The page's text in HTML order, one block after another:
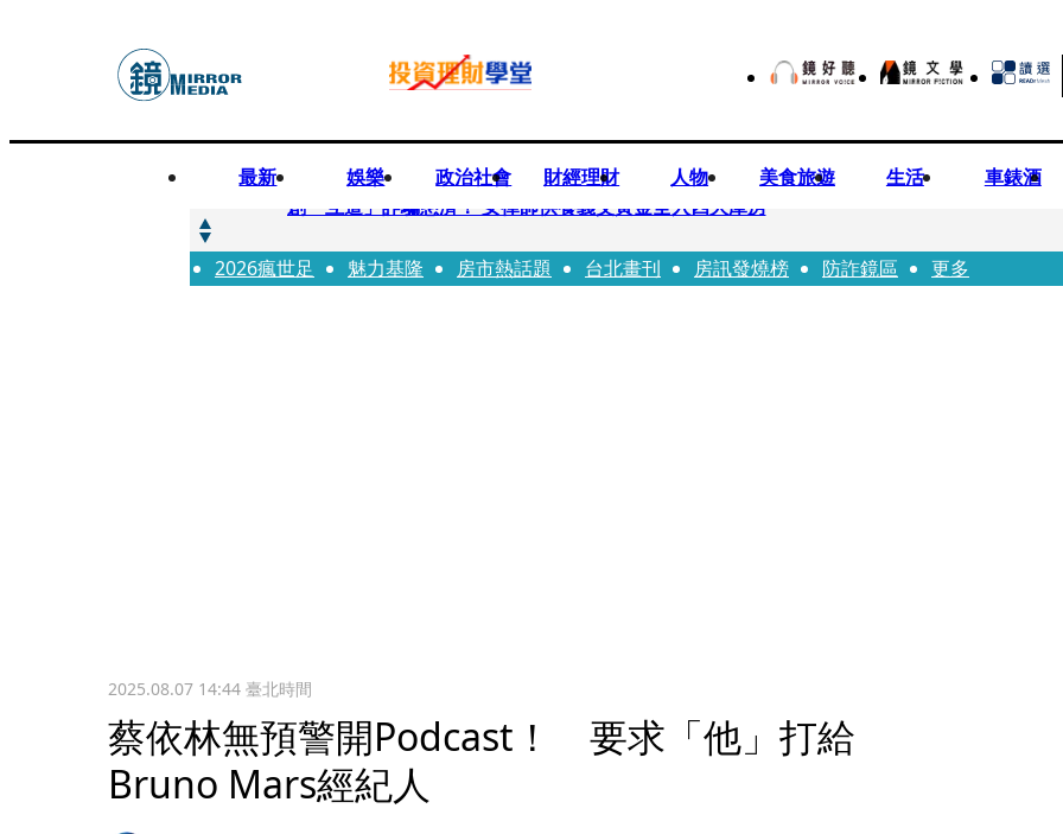
最新 娛樂 政治社會 財經理財 人物 美食旅遊 生活 車錶酒
快訊
創「互道」詐騙慈濟！ 女律師供養義父黃金全入四大庫房
快訊
前時力黨魁表態「反對刪公視預算」 盼在野三思：改凍結處理受質疑項目
2026瘋世足 魅力基隆 房市熱話題 台北畫刊 房訊發燒榜 防詐鏡區 更多
2025.08.07 14:44臺北時間
蔡依林無預警開Podcast！ 要求「他」打給
Bruno Mars經紀人